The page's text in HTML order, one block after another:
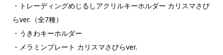
・トレーディングめじるしアクリルキーホルダー カリスマさび
らver.（全7種）
・うきわキーホルダー
・メラミンプレート カリスマさびらver.